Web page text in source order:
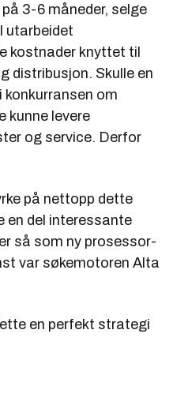
3-6 måneder, selge
utarbeidet
kostnader knyttet til
distribusjon. Skulle en
konkurransen om
kunne levere
og service. Derfor
på nettopp dette
en del interessante
så som ny prosessor-
var søkemotoren Alta
en perfekt strategi